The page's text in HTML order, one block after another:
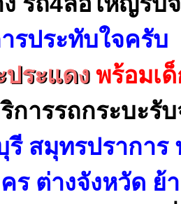
รประทับใจครับ
ประแดง พร้อมเ
การรถกระบะรับ
รี สมุทรปราการ
ร ต่างจังหวัด ย้